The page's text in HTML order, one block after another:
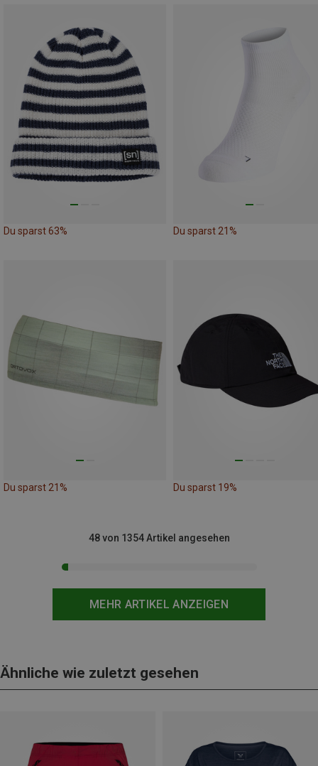
Du sparst 63% Du sparst 21%
Du sparst 21% Du sparst 19%
MEHR ARTIKEL ANZEIGEN
48 von 1354 Artikel angesehen
Ähnliche wie zuletzt gesehen